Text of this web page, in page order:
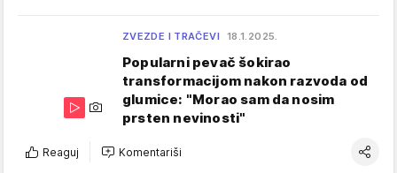
ZVEZDE I TRAČEVI 18.1.2025.
Popularni pevač šokirao
transformacijom nakon razvoda od
glumice: "Morao sam da nosim
prsten nevinosti"
Reaguj Komentariši